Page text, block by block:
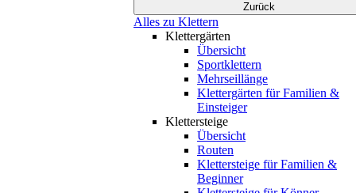
Zurück
Alles zu Klettern
Klettergärten
Übersicht
Sportklettern
Mehrseillänge
Klettergärten für Familien &
Einsteiger
Klettersteige
Übersicht
Routen
Klettersteige für Familien &
Beginner